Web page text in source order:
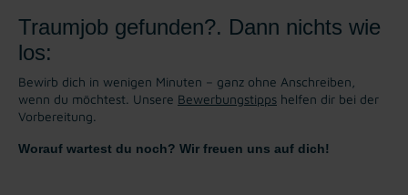
Traumjob gefunden?. Dann nichts wie
los:
Bewirb dich in wenigen Minuten – ganz ohne Anschreiben,
wenn du möchtest. Unsere Bewerbungstipps helfen dir bei der
Vorbereitung.
Worauf wartest du noch? Wir freuen uns auf dich!